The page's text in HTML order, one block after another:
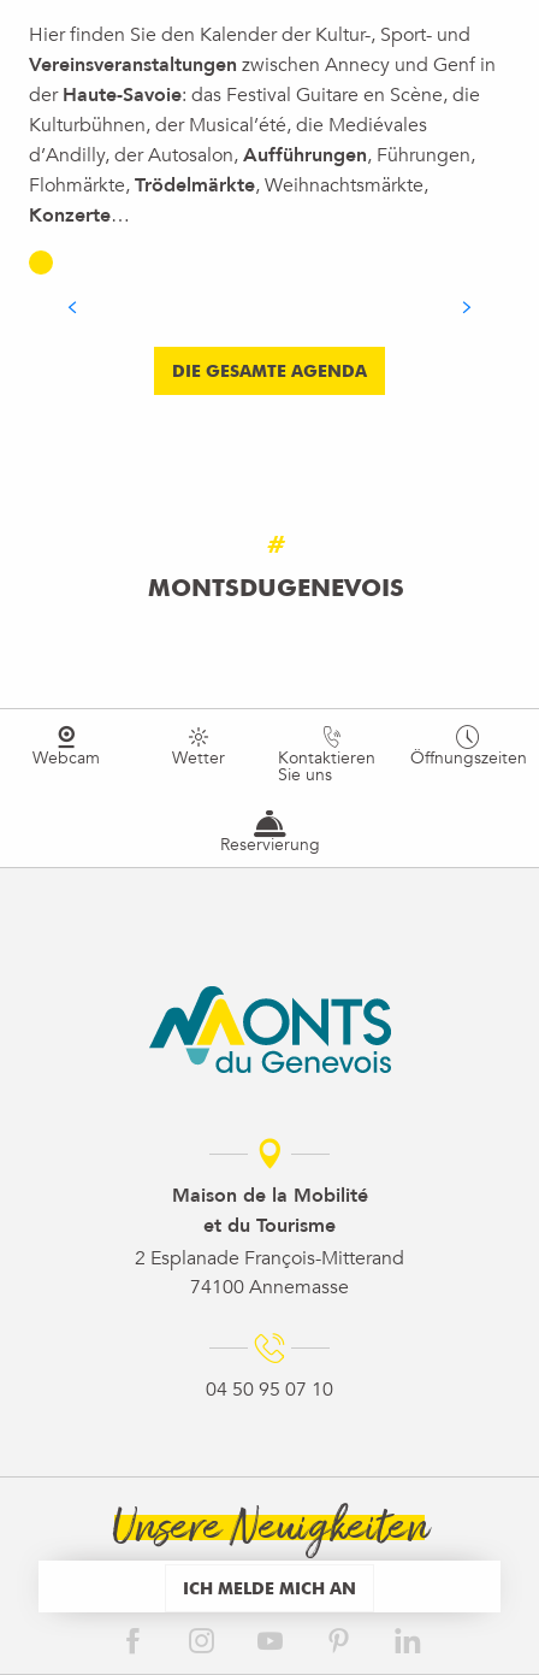
Hier finden Sie den Kalender der Kultur-, Sport- und
Vereinsveranstaltungen zwischen Annecy und Genf in
derHaute-Savoie: das Festival Guitare en Scène, die
Kulturbühnen, der Musical’été, die Mediévales
d’Andilly, der Autosalon,Aufführungen, Führungen,
Flohmärkte,Trödelmärkte, Weihnachtsmärkte,
Konzerte…
GUITARE EN SCÈNE: DAS
UNVERZICHTBARE ROCKFESTIVAL IM
DIE GESAMTE AGENDA
#
MONTSDUGENEVOIS
Webcam Wetter Kontaktieren
Sie uns
Öffnungszeiten
Reservierung
Maison de la Mobilité
et du Tourisme
2 Esplanade François-Mitterand
74100 Annemasse
04 50 95 07 10
Unsere Neuigkeiten
ICH MELDE MICH AN